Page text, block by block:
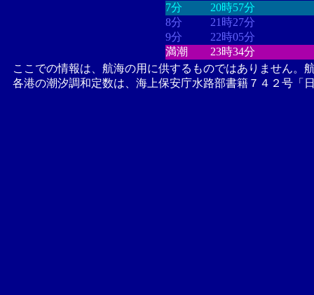
7分
20時57分
8分
21時27分
9分
22時05分
満潮
23時34分
ここでの情報は、航海の用に供するものではありません。
各港の潮汐調和定数は、海上保安庁水路部書籍７４２号「